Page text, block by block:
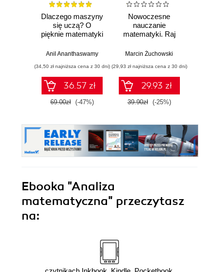
Dlaczego maszyny
się uczą? O
pięknie matematyki
współczesnej
inteligencji
Anil Ananthaswamy
(34,50 zł najniższa cena z 30 dni)
36.57 zł
69.00zł (-47%)
Nowoczesne
nauczanie
matematyki. Raj
kalkulatora?
Marcin Żuchowski
(29,93 zł najniższa cena z 30 dni)
29.93 zł
39.90zł (-25%)
Ebooka "Analiza
matematyczna" przeczytasz
na: